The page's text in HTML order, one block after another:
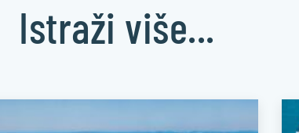
Istraži više...